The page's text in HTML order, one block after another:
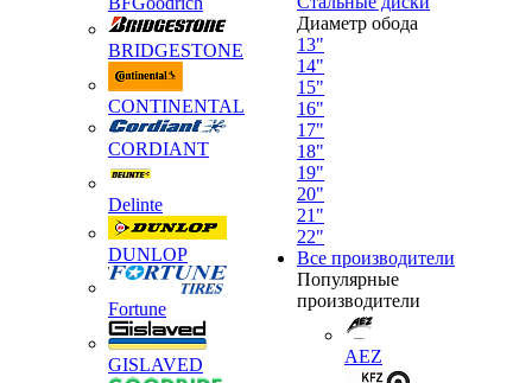
BRIDGESTONE
CONTINENTAL
CORDIANT
Delinte
DUNLOP
Fortune
GISLAVED
Диаметр обода
13"
14"
15"
16"
17"
18"
19"
20"
21"
22"
Все производители
Популярные
производители
AEZ